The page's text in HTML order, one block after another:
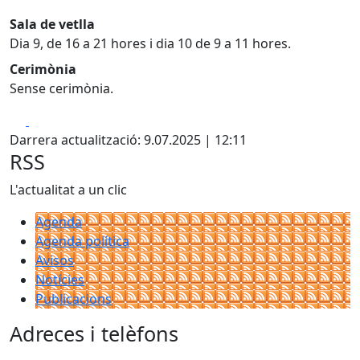
Sala de vetlla
Dia 9, de 16 a 21 hores i dia 10 de 9 a 11 hores.
Cerimònia
Sense cerimònia.
Darrera actualització: 9.07.2025 | 12:11
RSS
L'actualitat a un clic
Agenda
Agenda política
Avisos
Notícies
Publicacions
Adreces i telèfons